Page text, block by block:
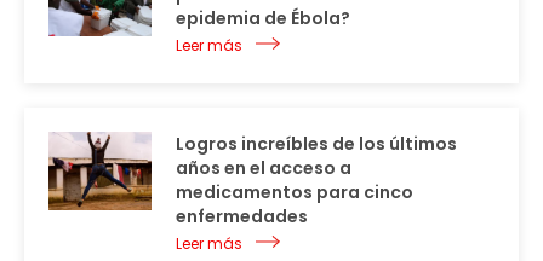
epidemia de Ébola?
Leer más
Logros increíbles de los últimos
años en el acceso a
medicamentos para cinco
enfermedades
Leer más